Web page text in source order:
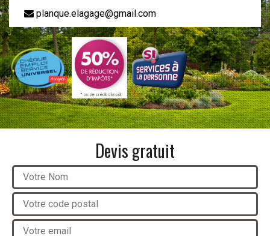
planque.elagage@gmail.com
Devis gratuit